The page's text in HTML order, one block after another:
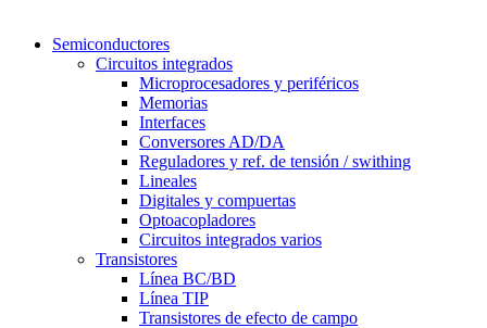
Semiconductores
Circuitos integrados
Microprocesadores y periféricos
Memorias
Interfaces
Conversores AD/DA
Reguladores y ref. de tensión / swithing
Lineales
Digitales y compuertas
Optoacopladores
Circuitos integrados varios
Transistores
Línea BC/BD
Línea TIP
Transistores de efecto de campo